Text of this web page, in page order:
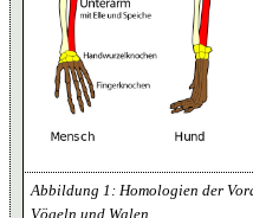
Homologien der
Vögeln und Walen